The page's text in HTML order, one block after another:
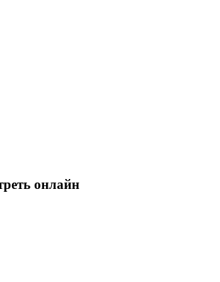
онлайн